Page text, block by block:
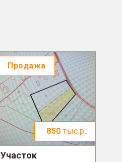
Продажа
850 тыс.р.
Участок